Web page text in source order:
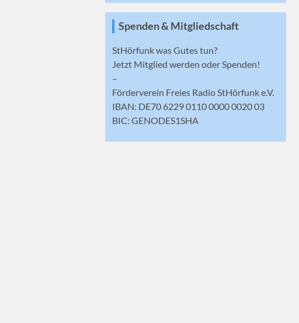
Spenden & Mitgliedschaft
StHörfunk was Gutes tun?
Jetzt Mitglied werden oder Spenden!
–
Förderverein Freies Radio StHörfunk e.V.
IBAN: DE70 6229 0110 0000 0020 03
BIC: GENODES1SHA